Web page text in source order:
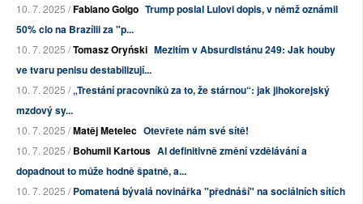
10. 7. 2025 /Fabiano Golgo Trump poslal Lulovi dopis, v němž oznámil
50% clo na Brazílii za "p...
10. 7. 2025 /Tomasz Oryński Mezitím v Absurdistánu 249: Jak houby
ve tvaru penisu destabilizují...
10. 7. 2025 /„Trestání pracovníků za to, že stárnou“: jak jihokorejský
mzdový sy...
10. 7. 2025 /Matěj Metelec Otevřete nám své sítě!
10. 7. 2025 /Bohumil Kartous AI definitivně změní vzdělávání a
dopadnout to může hodně špatně, a...
10. 7. 2025 /Pomatená bývalá novinářka "přednáší" na sociálních sítích